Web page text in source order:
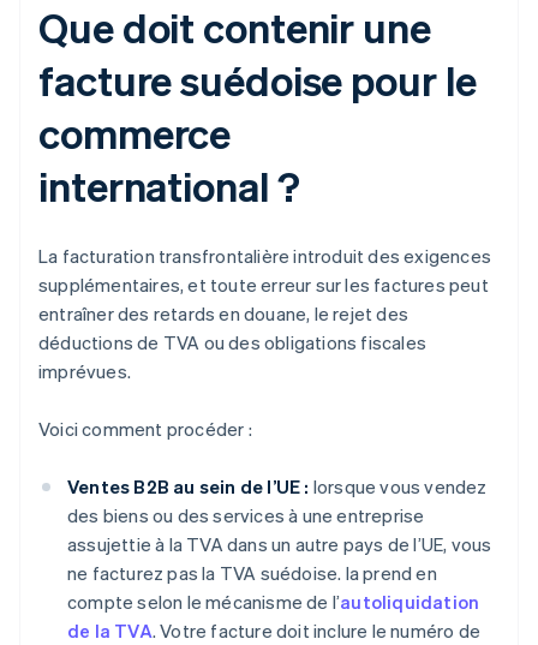
Que doit contenir une
facture suédoise pour le
commerce
international ?
La facturation transfrontalière introduit des exigences
supplémentaires, et toute erreur sur les factures peut
entraîner des retards en douane, le rejet des
déductions de TVA ou des obligations fiscales
imprévues.
Voici comment procéder :
Ventes B2B au sein de l’UE : lorsque vous vendez
des biens ou des services à une entreprise
assujettie à la TVA dans un autre pays de l’UE, vous
ne facturez pas la TVA suédoise. la prend en
compte selon le mécanisme de l’autoliquidation
de la TVA. Votre facture doit inclure le numéro de